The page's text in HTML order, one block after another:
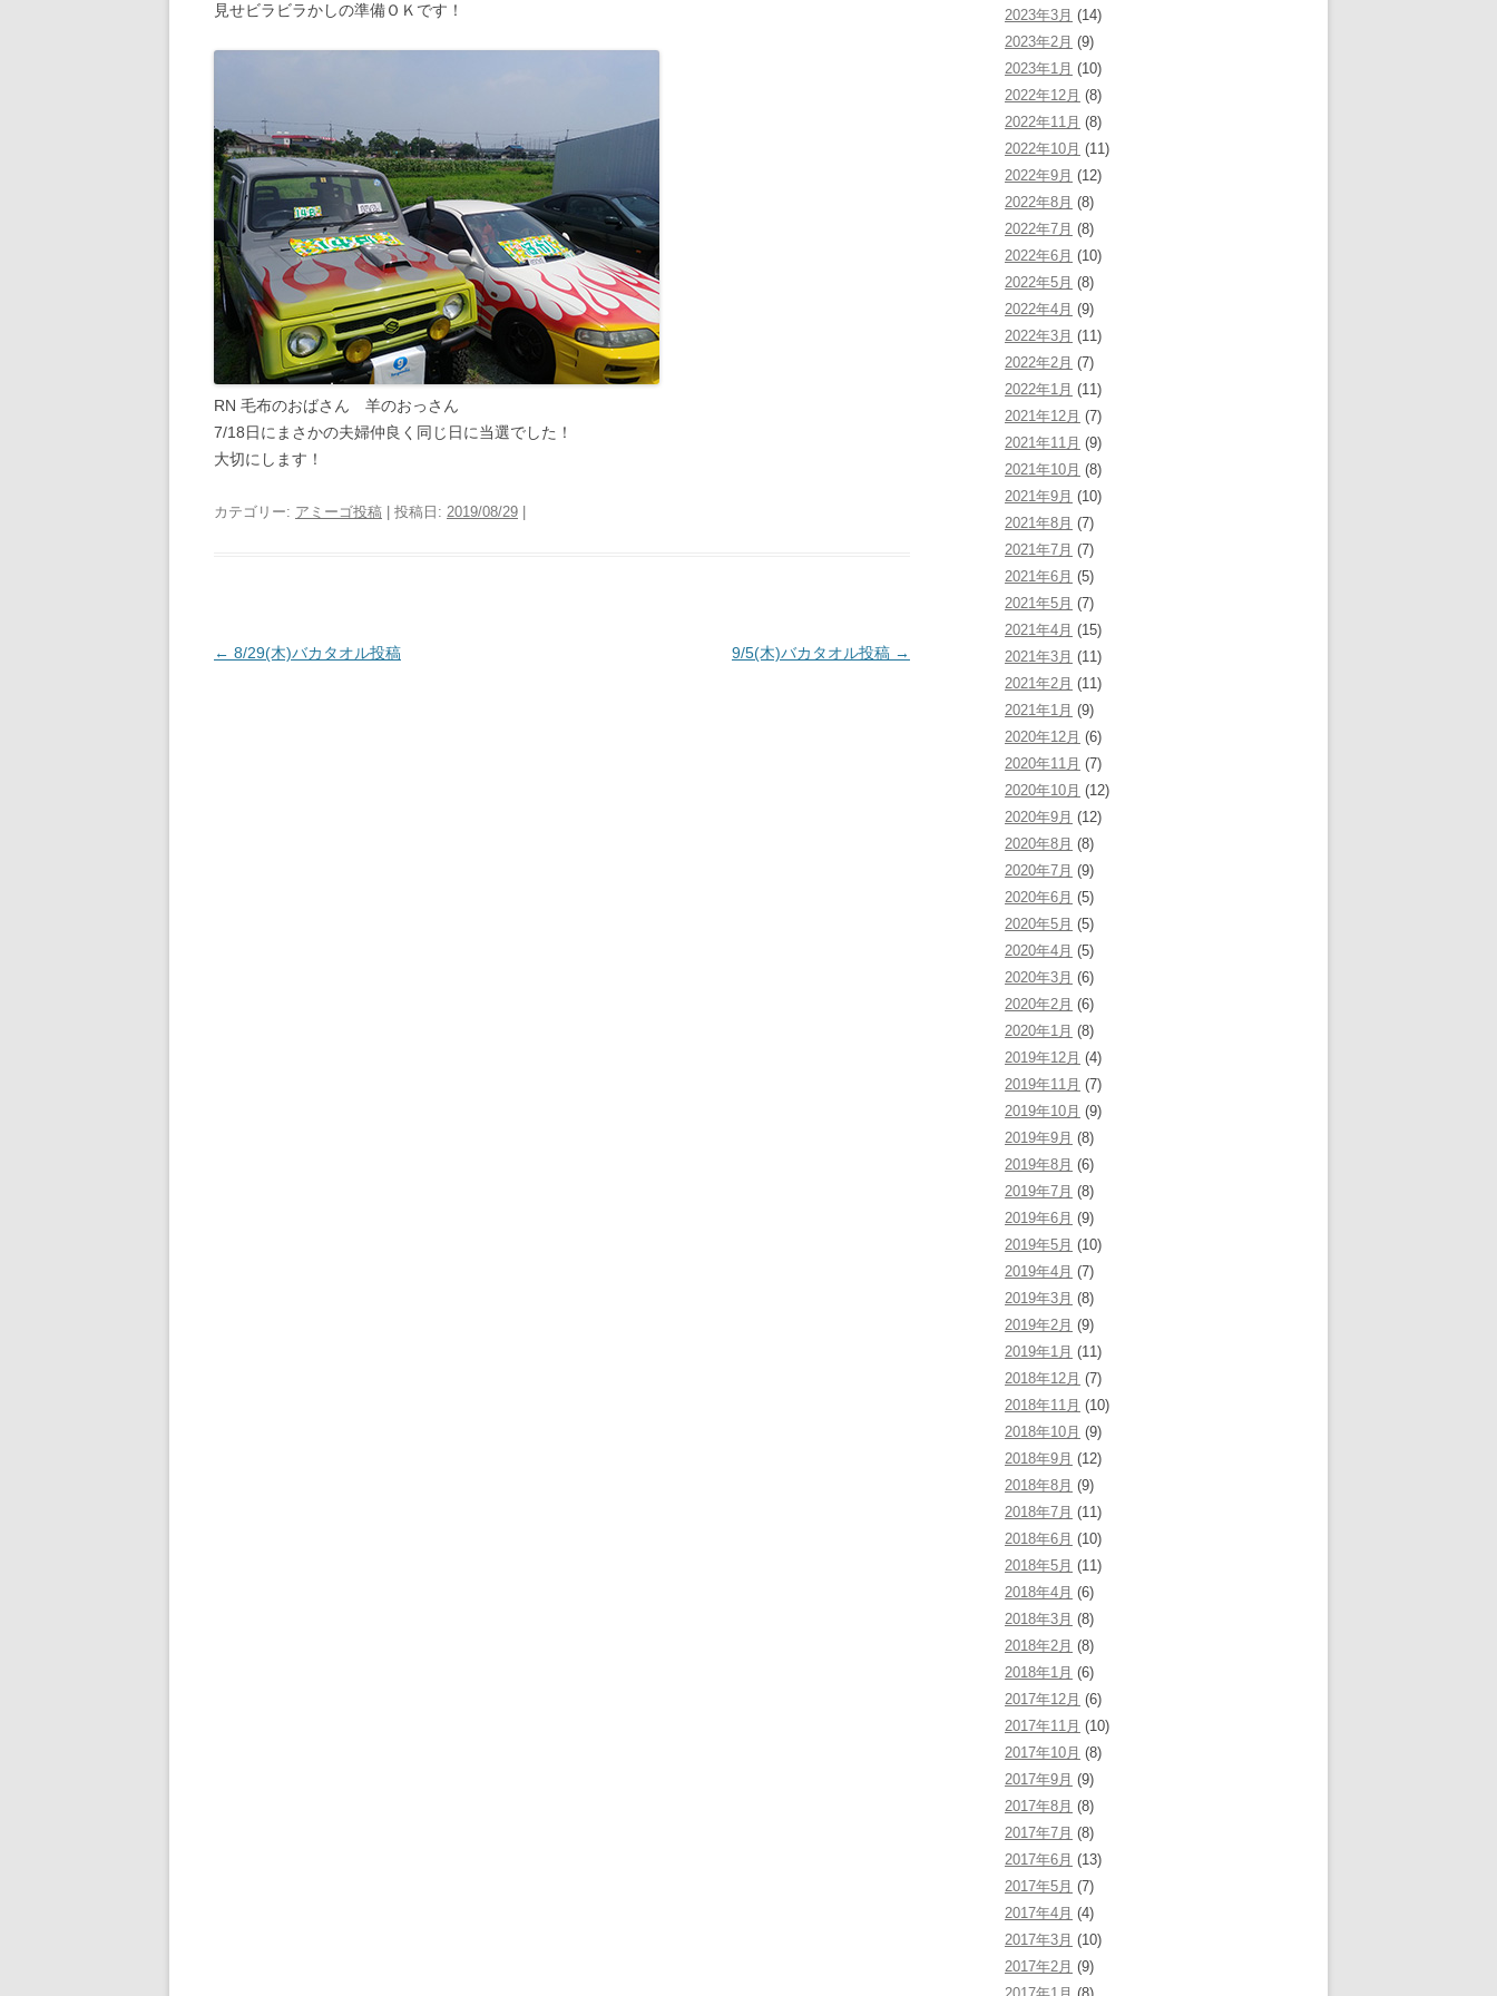
見せビラビラかしの準備ＯＫです！
RN 毛布のおばさん 羊のおっさん
7/18日にまさかの夫婦仲良く同じ日に当選でした！
大切にします！
カテゴリー: アミーゴ投稿 | 投稿日: 2019/08/29
投
← 8/29(木)バカタオル投稿 9/5(木)バカタオル投稿 →
2023年3月 (14)
2023年2月 (9)
2023年1月 (10)
2022年12月 (8)
2022年11月 (8)
2022年10月 (11)
2022年9月 (12)
2022年8月 (8)
2022年7月 (8)
2022年6月 (10)
2022年5月 (8)
2022年4月 (9)
2022年3月 (11)
2022年2月 (7)
2022年1月 (11)
2021年12月 (7)
2021年11月 (9)
2021年10月 (8)
2021年9月 (10)
2021年8月 (7)
2021年7月 (7)
2021年6月 (5)
2021年5月 (7)
2021年4月 (15)
2021年3月 (11)
2021年2月 (11)
2021年1月 (9)
2020年12月 (6)
2020年11月 (7)
2020年10月 (12)
2020年9月 (12)
2020年8月 (8)
2020年7月 (9)
2020年6月 (5)
2020年5月 (5)
2020年4月 (5)
2020年3月 (6)
2020年2月 (6)
2020年1月 (8)
2019年12月 (4)
2019年11月 (7)
2019年10月 (9)
2019年9月 (8)
2019年8月 (6)
2019年7月 (8)
2019年6月 (9)
2019年5月 (10)
2019年4月 (7)
2019年3月 (8)
2019年2月 (9)
2019年1月 (11)
2018年12月 (7)
2018年11月 (10)
2018年10月 (9)
2018年9月 (12)
2018年8月 (9)
2018年7月 (11)
2018年6月 (10)
2018年5月 (11)
2018年4月 (6)
2018年3月 (8)
2018年2月 (8)
2018年1月 (6)
2017年12月 (6)
2017年11月 (10)
2017年10月 (8)
2017年9月 (9)
2017年8月 (8)
2017年7月 (8)
2017年6月 (13)
2017年5月 (7)
2017年4月 (4)
2017年3月 (10)
2017年2月 (9)